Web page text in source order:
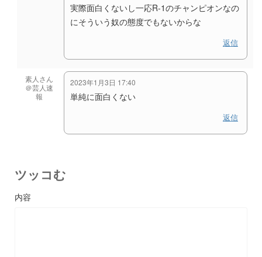
実際面白くないし一応R-1のチャンピオンなの
にそういう奴の態度でもないからな
返信
素人さん
＠芸人速
報
2023年1月3日 17:40
単純に面白くない
返信
ツッコむ